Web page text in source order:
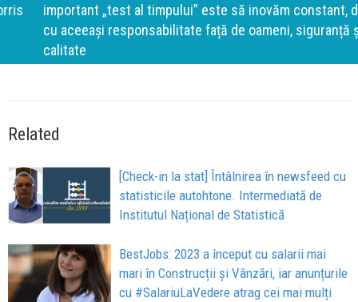
important „test al timpului” este să inovăm constant, dar
cu aceeași responsabilitate față de oameni, siguranță și
calitate
Related
[Check-in la stat] Întâlnirea în newsfeed cu
statisticile autohtone. Intermediată de
Institutul Național de Statistică
BestJobs: 2023 a început cu salarii mai
mari în Construcții și Vânzări, iar anunțurile
cu #SalariuLaVedere atrag cei mai mulți